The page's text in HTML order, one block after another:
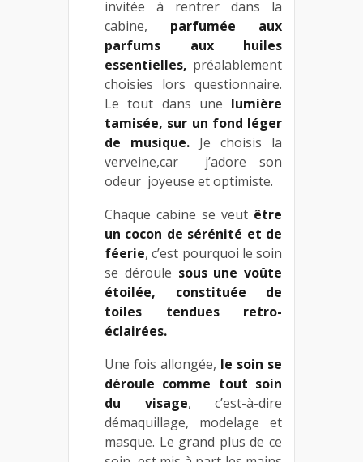
invitée à rentrer dans la
cabine, parfumée aux
parfums aux huiles
essentielles, préalablement
choisies lors questionnaire.
Le tout dans une lumière
tamisée, sur un fond léger
de musique. Je choisis la
verveine,car j’adore son
odeur joyeuse et optimiste.
Chaque cabine se veut être
un cocon de sérénité et de
féerie, c’est pourquoi le soin
se déroule sous une voûte
étoilée, constituée de
toiles tendues retro-
éclairées.
Une fois allongée, le soin se
déroule comme tout soin
du visage, c’est-à-dire
démaquillage, modelage et
masque. Le grand plus de ce